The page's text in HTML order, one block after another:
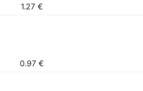
1.27 €
0.97 €